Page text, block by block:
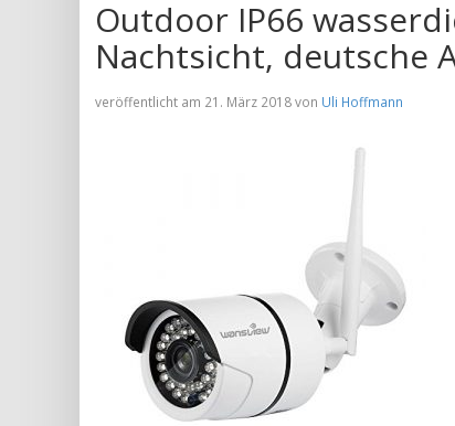
Outdoor IP66
Nachtsicht, deutsche
veröffentlicht am 21. März 2018 von Uli Hoffmann